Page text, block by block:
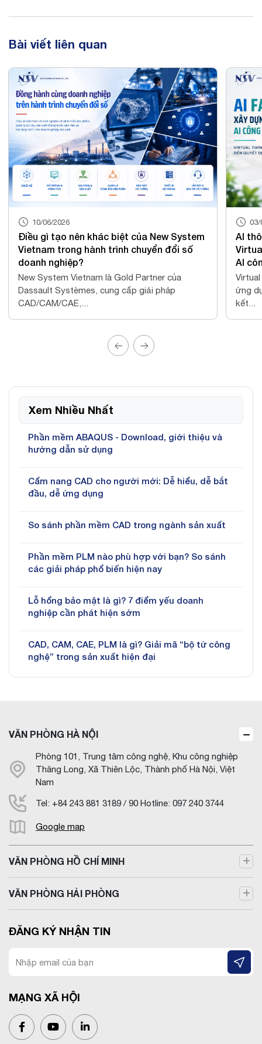
Bài viết liên quan
New System
đổi số
của
pháp
AI thông minh nhưng chưa đủ: Vì sao
Virtual Twin đang trở thành nền tảng
Virtual Twin đang thay đổi cách doanh
ứng dụng AI trong sản xuất. Tìm hiểu cách
Xem Nhiều Nhất
Phần mềm ABAQUS - Download, giới thiệu và
hướng dẫn sử dụng
Cẩm nang CAD cho người mới: Dễ hiểu, dễ bắt
đầu, dễ ứng dụng
So sánh phần mềm CAD trong ngành sản xuất
Phần mềm PLM nào phù hợp với bạn? So sánh
các giải pháp phổ biến hiện nay
Lỗ hổng bảo mật là gì? 7 điểm yếu doanh
nghiệp cần phát hiện sớm
CAD, CAM, CAE, PLM là gì? Giải mã “bộ tứ công
nghệ” trong sản xuất hiện đại
VĂN PHÒNG HÀ NỘI
Phòng 101, Trung tâm công nghệ, Khu công nghiệp
Thăng Long, Xã Thiên Lộc, Thành phố Hà Nội, Việt
Nam
Tel: +84 243 881 3189 / 90 Hotline: 097 240 3744
Google map
VĂN PHÒNG HỒ CHÍ MINH
VĂN PHÒNG HẢI PHÒNG
ĐĂNG KÝ NHẬN TIN
MẠNG XÃ HỘI